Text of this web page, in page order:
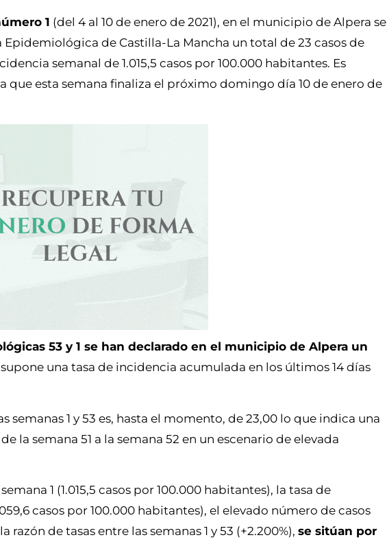
1 (del 4 al 10 de enero de 2021), en el municipio de Alpera se
de Castilla-La Mancha un total de 23 casos de
semanal de 1.015,5 casos por 100.000 habitantes. Es
que esta semana finaliza el próximo domingo día 10 de enero de
53 y 1 se han declarado en el municipio de Alpera un
una tasa de incidencia acumulada en los últimos 14 días
semanas 1 y 53 es, hasta el momento, de 23,00 lo que indica una
de la semana 51 a la semana 52 en un escenario de elevada
1 (1.015,5 casos por 100.000 habitantes), la tasa de
casos por 100.000 habitantes), el elevado número de casos
razón de tasas entre las semanas 1 y 53 (+2.200%), se sitúan por